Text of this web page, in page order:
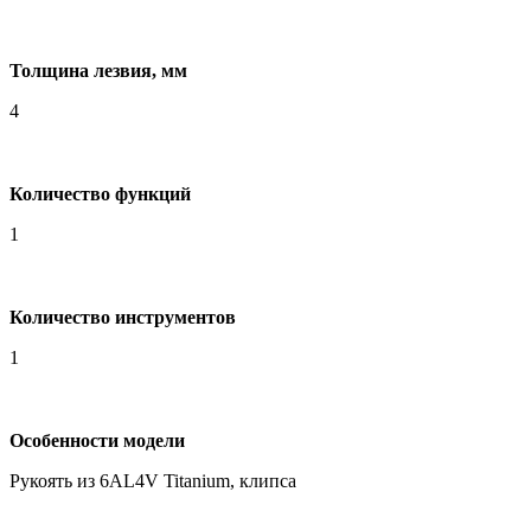
Толщина лезвия, мм
4
Количество функций
1
Количество инструментов
1
Особенности модели
Рукоять из 6AL4V Titanium, клипса